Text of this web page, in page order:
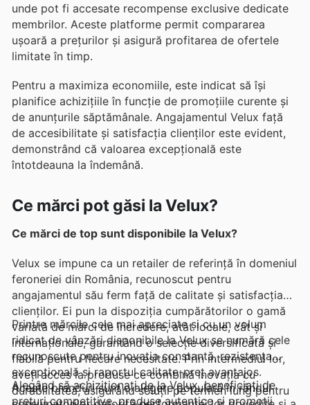
unde pot fi accesate recompense exclusive dedicate
membrilor. Aceste platforme permit compararea
ușoară a prețurilor și asigură profitarea de ofertele
limitate în timp.
Pentru a maximiza economiile, este indicat să își
planifice achizițiile în funcție de promoțiile curente și
de anunțurile săptămânale. Angajamentul Velux față
de accesibilitate și satisfacția clienților este evident,
demonstrând că valoarea excepțională este
întotdeauna la îndemână.
Ce mărci pot găsi la Velux?
Ce mărci de top sunt disponibile la Velux?
Velux se impune ca un retailer de referință în domeniul
feroneriei din România, recunoscut pentru
angajamentul său ferm față de calitate și satisfacția
clienților. Ei pun la dispoziția cumpărătorilor o gamă
variată de mărci de încredere, atât locale, cât și
internaționale, garantând o selecție diversificată și
fiabilă pentru fiecare necesitate. Prin intermediul lor,
aveți acces la produse ce combină inovația cu
durabilitatea, asigurând soluții pe termen lung pentru
Printre mărcile cele mai apreciate și cu un volum
ridicat de vânzări disponibile la Velux se numără cele
recunoscute pentru inovația constantă, rezistența
excepțională și raportul calitate-preț avantajos.
Aceste branduri sunt o alegere populară în rândul
Alegând să achiziționați de la Velux, beneficiați de
prețuri competitive, produse autentice și promoții